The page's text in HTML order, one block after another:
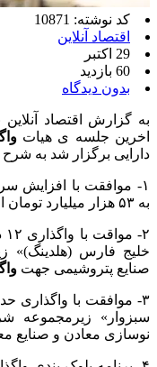
کد نوشته: 10871
اقتصاد آنلاین
29 اکتبر
60 بازدید
بدون دیدگاه
به گزارش اقتصاد
اخرین جلسه ی هیات
دارایی برگزار شد به
به ۵۳ هزار میلیارد تومان از محل سود انباشته
خلیج فارس
صنایع پتروشیمی جهت
سبزوار» زیرمجموعه
نوسازی معادن و صنایع